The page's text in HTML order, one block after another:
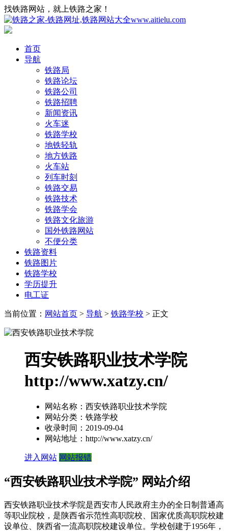
找铁路网站，就上铁路之家！
首页
导航
铁路局
铁路论坛
铁路公司
铁路招聘
新闻资讯
火车迷
铁路学校
地铁轻轨
地方铁路
火车站
列车时刻
铁路交易
铁路技术
铁路学会
铁路文化旅游
国外铁路网站
不便分类
铁路资料
铁路图片
铁路学校
学历提升
电工证
当前位置： 网站首页 > 导航 > 铁路学校 > 正文
西安铁路职业技术学院
http://www.xatzy.cn/
网站名称： 西安铁路职业技术学院
网站分类： 铁路学校
收录时间： 2019-09-04
网站地址： http://www.xatzy.cn/
进入网站 网站报错
“西安铁路职业技术学院” 网站介绍
西安铁路职业技术学院是西安市人民政府主办的全日制普通高
等职业院校，是陕西省示范性高职院校、国家优质高职院校建
设单位、陕西省一流高职院校建设单位。学校创建于1956年，